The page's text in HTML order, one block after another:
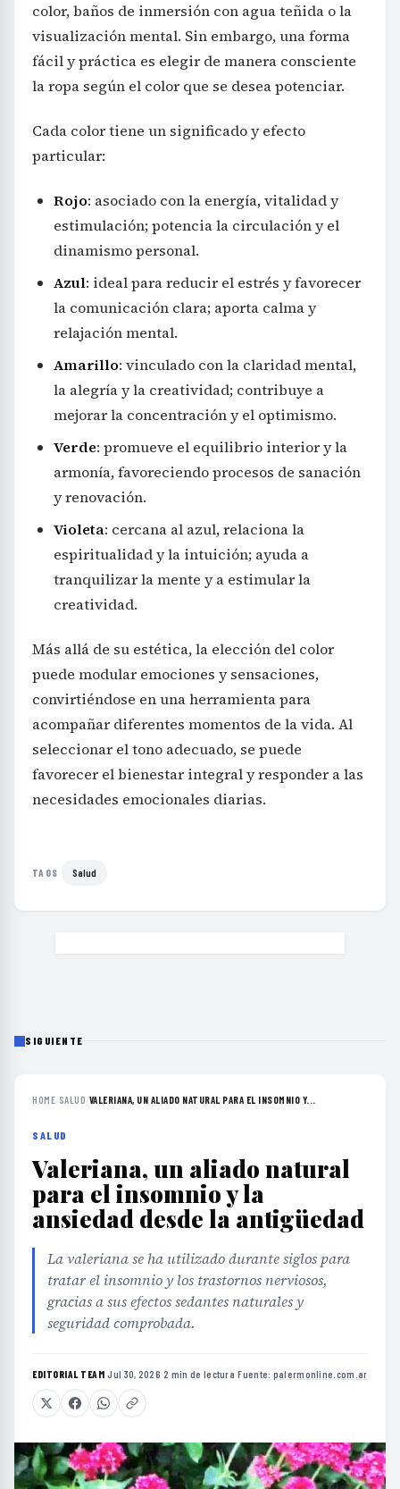
color, baños de inmersión con agua teñida o la
visualización mental. Sin embargo, una forma
fácil y práctica es elegir de manera consciente
la ropa según el color que se desea potenciar.
Cada color tiene un significado y efecto
particular:
Rojo: asociado con la energía, vitalidad y
estimulación; potencia la circulación y el
dinamismo personal.
Azul: ideal para reducir el estrés y favorecer
la comunicación clara; aporta calma y
relajación mental.
Amarillo: vinculado con la claridad mental,
la alegría y la creatividad; contribuye a
mejorar la concentración y el optimismo.
Verde: promueve el equilibrio interior y la
armonía, favoreciendo procesos de sanación
y renovación.
Violeta: cercana al azul, relaciona la
espiritualidad y la intuición; ayuda a
tranquilizar la mente y a estimular la
creatividad.
Más allá de su estética, la elección del color
puede modular emociones y sensaciones,
convirtiéndose en una herramienta para
acompañar diferentes momentos de la vida. Al
seleccionar el tono adecuado, se puede
favorecer el bienestar integral y responder a las
necesidades emocionales diarias.
TAGS Salud
SIGUIENTE
HOME› SALUD›VALERIANA, UN ALIADO NATURAL PARA EL INSOMNIO Y...
SALUD
Valeriana, un aliado natural
para el insomnio y la
ansiedad desde la antigüedad
La valeriana se ha utilizado durante siglos para
tratar el insomnio y los trastornos nerviosos,
gracias a sus efectos sedantes naturales y
seguridad comprobada.
EDITORIAL TEAM·Jul 30, 2026·2 min de lectura·Fuente: palermonline.com.ar